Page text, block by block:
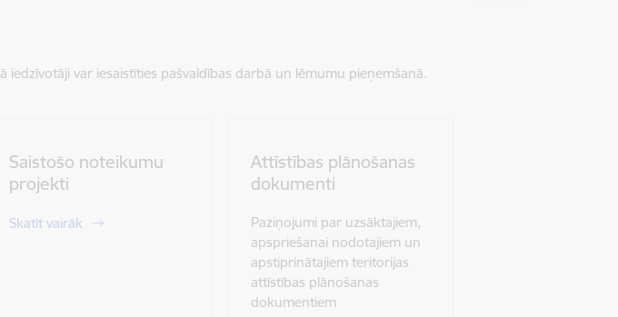
iedzīvotāji var iesaistīties pašvaldības darbā un lēmumu pieņemšanā.
Saistošo noteikumu
projekti
Skatīt vairāk
Attīstības plānošanas
dokumenti
Paziņojumi par uzsāktajiem,
apspriešanai nodotajiem un
apstiprinātajiem teritorijas
attīstības plānošanas
dokumentiem